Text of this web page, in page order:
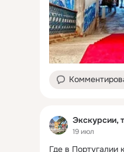
Экскурсии,
19 июл
Где в Португалии